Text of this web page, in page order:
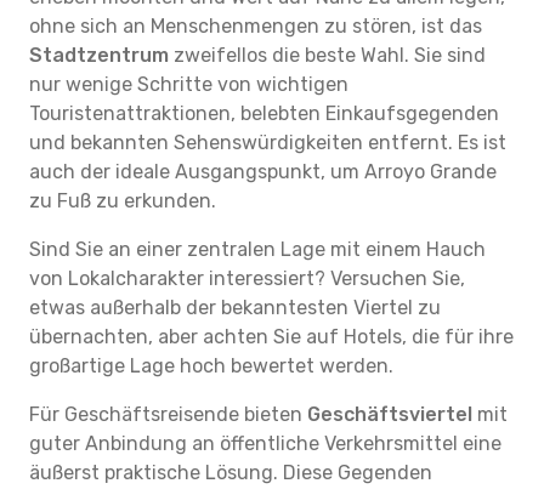
ohne sich an Menschenmengen zu stören, ist das
Stadtzentrum zweifellos die beste Wahl. Sie sind
nur wenige Schritte von wichtigen
Touristenattraktionen, belebten Einkaufsgegenden
und bekannten Sehenswürdigkeiten entfernt. Es ist
auch der ideale Ausgangspunkt, um Arroyo Grande
zu Fuß zu erkunden.
Sind Sie an einer zentralen Lage mit einem Hauch
von Lokalcharakter interessiert? Versuchen Sie,
etwas außerhalb der bekanntesten Viertel zu
übernachten, aber achten Sie auf Hotels, die für ihre
großartige Lage hoch bewertet werden.
Für Geschäftsreisende bieten Geschäftsviertel mit
guter Anbindung an öffentliche Verkehrsmittel eine
äußerst praktische Lösung. Diese Gegenden